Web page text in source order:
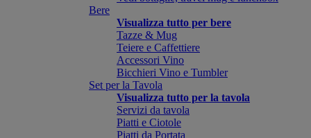
Bere
Visualizza tutto per bere
Tazze & Mug
Teiere e Caffettiere
Accessori Vino
Bicchieri Vino e Tumbler
Set per la Tavola
Visualizza tutto per la tavola
Servizi da tavola
Piatti e Ciotole
Piatti da Portata